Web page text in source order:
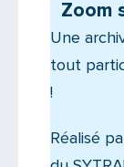
Zoom
Une
tout
!
Réalisé